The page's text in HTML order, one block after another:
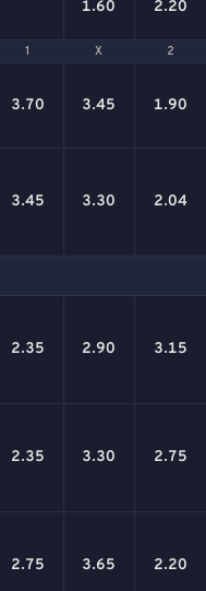
1.60 2.20
1 Х 2
1 Х 2
3.70 3.45 1.90
3.45 3.30 2.04
2.35 2.90 3.15
2.35 3.30 2.75
2.75 3.65 2.20